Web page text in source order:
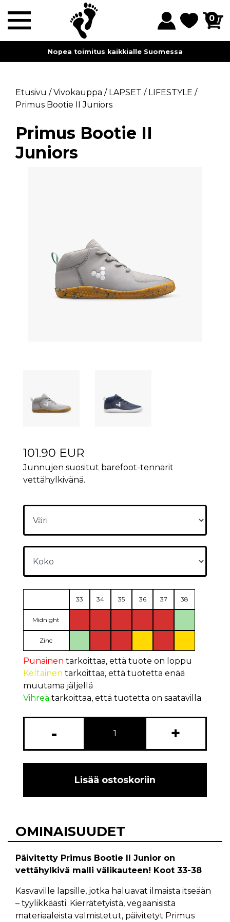
0
Nopea toimitus kaikkialle Suomessa
Etusivu /Vivokauppa / LAPSET / LIFESTYLE /
Primus Bootie II Juniors
Primus Bootie II
Juniors
101.90 EUR
Junnujen suositut barefoot-tennarit
vettähylkivänä.
33 34 35 36 37 38
Midnight
Zinc
Punainen tarkoittaa, että tuote on loppu
Keltainen tarkoittaa, että tuotetta enää
muutama jäljellä
Vihreä tarkoittaa, että tuotetta on saatavilla
- +
Lisää ostoskoriin
OMINAISUUDET
Päivitetty Primus Bootie II Junior on
vettähylkivä malli välikauteen! Koot 33-38
Kasvaville lapsille, jotka haluavat ilmaista itseään
– tyylikkäästi. Kierrätetyistä, vegaanisista
materiaaleista valmistetut, päivitetyt Primus